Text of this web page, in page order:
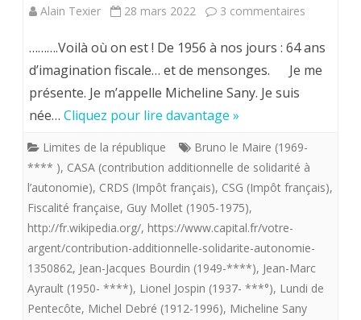
Alain Texier 28 mars 2022 3 commentaires
où
!
nos
jours
……….Voilà où on est ! De 1956 à nos jours : 64 ans
d’imagination fiscale… et de mensonges. Je me
présente. Je m’appelle Micheline Sany. Je suis
née… Cliquez pour lire davantage »
Limites de la république
Bruno le Maire (1969-
**** ), CASA (contribution additionnelle de solidarité à
l’autonomie), CRDS (Impôt français), CSG (Impôt français),
Fiscalité française, Guy Mollet (1905-1975),
http://fr.wikipedia.org/, https://www.capital.fr/votre-
argent/contribution-additionnelle-solidarite-autonomie-
1350862, Jean-Jacques Bourdin (1949-****), Jean-Marc
Ayrault (1950- ****), Lionel Jospin (1937- ***°), Lundi de
Pentecôte, Michel Debré (1912-1996), Micheline Sany